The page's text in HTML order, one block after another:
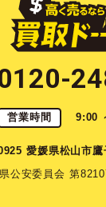
営業時間 9:00
愛媛県松山市
公安委員会 第